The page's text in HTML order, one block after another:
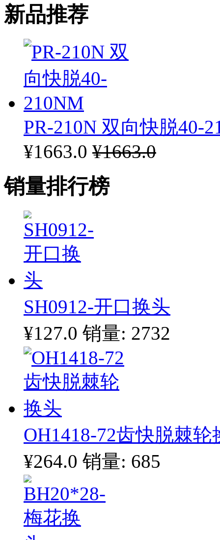
新品推荐
PR-210N 双向快脱40-
¥1663.0 ¥1663.0
销量排行榜
SH0912-开口换头
¥127.0 销量: 2732
OH1418-72齿快脱棘轮
¥264.0 销量: 685